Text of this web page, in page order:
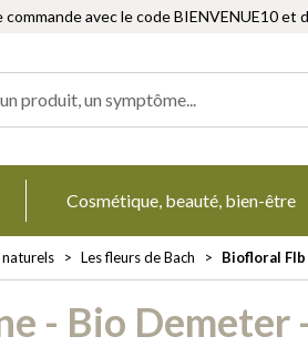
avec le code BIENVENUE10 et
Cosmétique, beauté, bien-être
Les fleurs de Bach Biofloral
- Bio